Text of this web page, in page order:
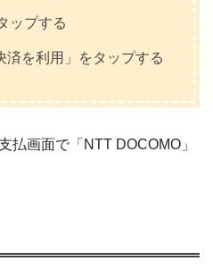
ップする
済を利用」をタップする
払画面で「NTT DOCOMO」